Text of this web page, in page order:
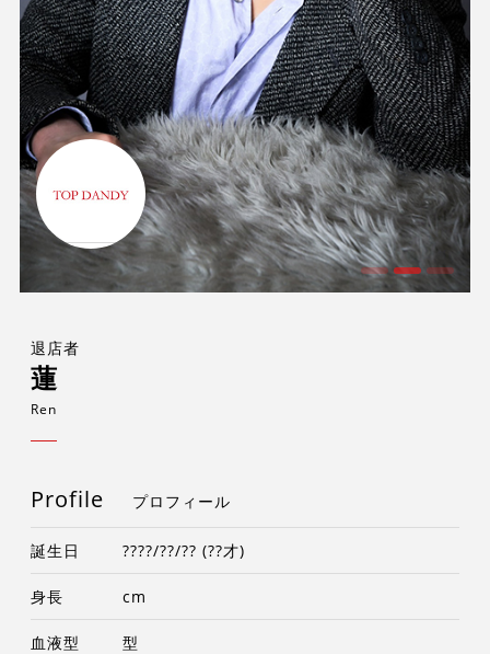
退店者
蓮
Ren
Profile プロフィール
誕生日 ????/??/?? (??才)
身長 cm
血液型 型